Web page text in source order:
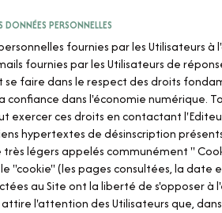
PERSONNELLES
fournies par les Utilisateurs
fournies par les Utilisateurs de
faire dans le respect des droits
confiance dans l'économie
exercer ces droits en contactant
hypertextes de désinscription
légers appelés communément "
"cookie" (les pages consultées, la
au Site ont la liberté de s'opposer
l'attention des Utilisateurs que,